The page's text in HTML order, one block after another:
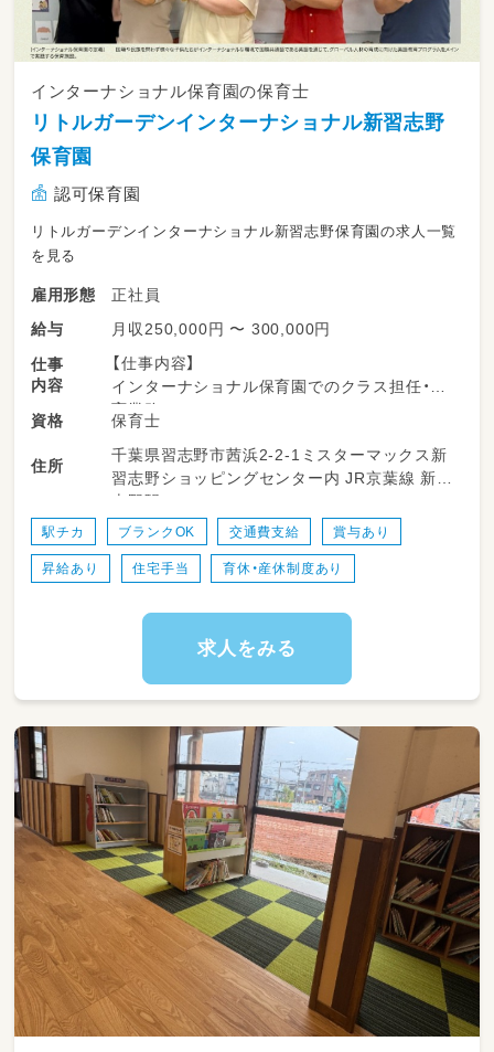
インターナショナル保育園の保育士
リトルガーデンインターナショナル新習志野
保育園
認可保育園
リトルガーデンインターナショナル新習志野保育園の求人一覧
を見る
雇用形態
正社員
給与
月収250,000円 〜 300,000円
仕事
内容
【仕事内容】
インターナショナル保育園でのクラス担任・保
育業務。
各園に在籍する英語講師と協力し、遊びや「モー
ニングサークル」などを通して、子どもたちが自
然と英語に親しめる環境を一緒に作っていきま
【英語との関わり方は？】
乳児クラスを含め、保育士が主体となってクラ
で一緒に歌ったり、英語のアクティビティを盛
り上げたり🎵
り合い、無理なく楽しめるバランスが魅力です！
子をしたり、子どもたちの「楽しい！」をサポー
トすることからスタート。英語を好きになる“最
初のきっかけ”を、一緒に届けていきませんか？
🤝
【具体的な業務内容】
🌱 クラス担任業務（0～5歳児）
🎈 英語講師との共同アクティビティの進行
📝 認可基準に沿った指導計画・書類の作成（日
本語）
🏫 保護者対応、園内清掃、その他保育付随業務
資格 保育士
住所
千葉県習志野市茜浜2-2-1ミスターマックス新
習志野ショッピングセンター内 JR京葉線 新習
志野駅
駅チカ ブランクOK 交通費支給 賞与あり
昇給あり 住宅手当 育休・産休制度あり
求人をみる